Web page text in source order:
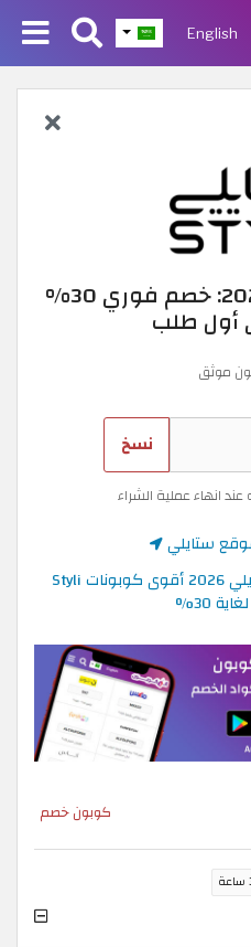
English
كود خصم ستايلي 2026: خصم فوري 30%
أول طلب
موثق
نسخ
انهاء عملية الشراء
ستايلي
العودة إلى كود خصم ستايلي 2026 أقوى كوبونات Styli
30%
كوبون خصم